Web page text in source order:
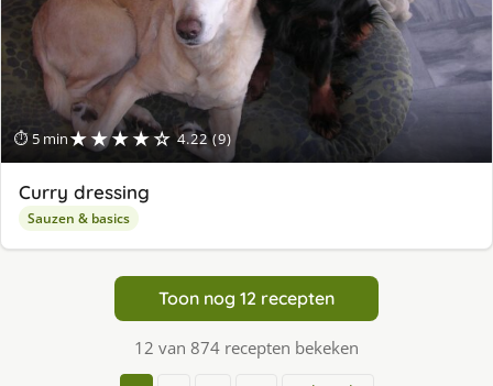
⏱ 5 min★★★★☆ 4.22 (9)
Curry dressing
Sauzen & basics
Toon nog 12 recepten
12 van 874 recepten bekeken